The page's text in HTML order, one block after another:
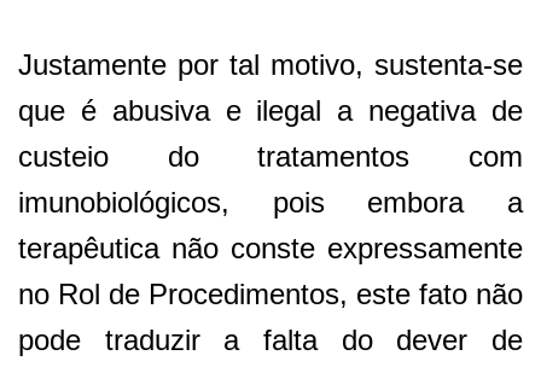
Justamente por tal motivo, sustenta-se
que é abusiva e ilegal a negativa de
custeio do tratamentos com
imunobiológicos, pois embora a
terapêutica não conste expressamente
no Rol de Procedimentos, este fato não
pode traduzir a falta do dever de